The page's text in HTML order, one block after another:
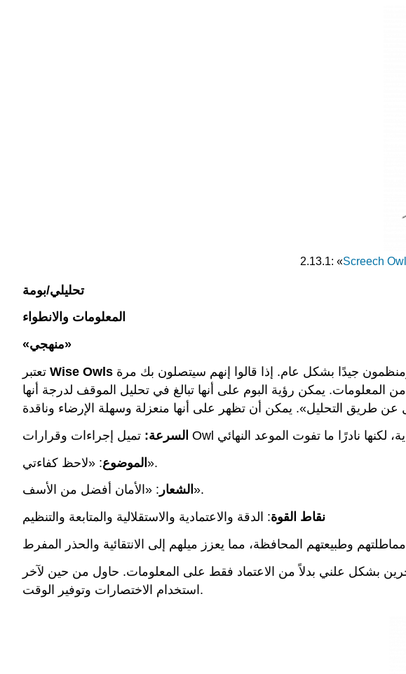
2.13.1: «Screech
تحليلي/بومة
المعلومات والانطواء
«منهجي»
Wise Owls
يمكن رؤية البوم على أنها تبالغ في تحليل الموقف لدرجة أنها
السرعة:
الموضوع : «لاحظ كفاءتي».
الشعار : «الأمان أفضل من الأسف».
نقاط القوة: الدقة والاعتمادية والاستقلالية والمتابعة والتنظيم
وطبيعتهم المحافظة، مما يعزز ميلهم إلى الانتقائية والحذر المفرط
بشكل علني بدلاً من الاعتماد فقط على المعلومات. حاول من حين لآخر
استخدام الاختصارات وتوفير الوقت.